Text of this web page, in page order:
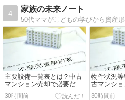
4
家族の未来ノート
主要設備一覧表とは？中古
マンション売却で必要だっ
た書類を解説
30時間前
物件状況等
古マンショ
記入した内
30時間前